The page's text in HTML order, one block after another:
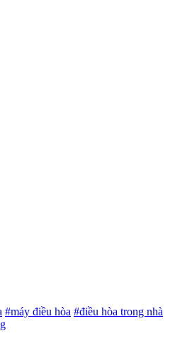
#máy điều hòa #điều hòa trong nhà